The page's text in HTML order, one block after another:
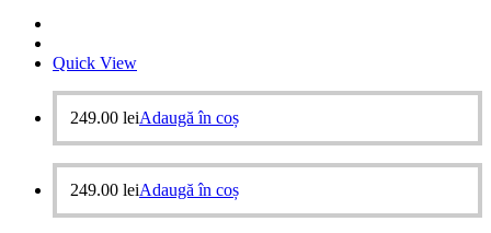
Quick View
249.00 leiAdaugă în coș
249.00 leiAdaugă în coș